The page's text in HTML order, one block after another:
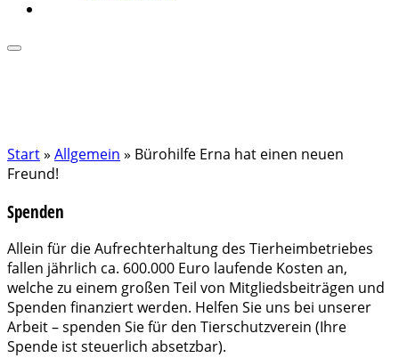
Start» Allgemein » Bürohilfe Erna hat einen neuen
Freund!
Spenden
Allein für die Aufrechterhaltung des Tierheimbetriebes
fallen jährlich ca. 600.000 Euro laufende Kosten an,
welche zu einem großen Teil von Mitgliedsbeiträgen und
Spenden finanziert werden. Helfen Sie uns bei unserer
Arbeit – spenden Sie für den Tierschutzverein (Ihre
Spende ist steuerlich absetzbar).